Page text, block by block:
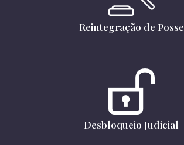
Reintegração de Posse
Desbloqueio Judicial